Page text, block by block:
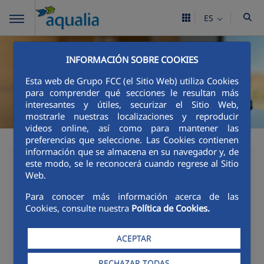
INFORMACIÓN SOBRE COOKIES
Esta web de Grupo FCC (el Sitio Web) utiliza Cookies
para comprender qué secciones le resultan más
interesantes y útiles, securizar el Sitio Web,
mostrarle nuestras localizaciones y reproducir
videos online, así como para mantener las
preferencias que seleccione. Las Cookies contienen
información que se almacena en su navegador y, de
este modo, se le reconocerá cuando regrese al Sitio
Web.
Para conocer más información acerca de las
Cookies, consulte nuestra Política de Cookies.
ACEPTAR
ES
28/01/2022
Aqualia y el Ayuntamiento
de Santa Eulària des Riu
lograron evitar el año
pasado que se